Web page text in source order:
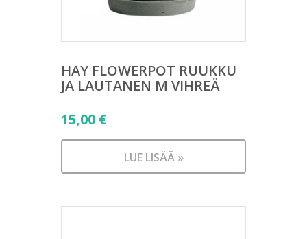
HAY FLOWERPOT RUUKKU
JA LAUTANEN M VIHREÄ
15,00 €
LUE LISÄÄ »